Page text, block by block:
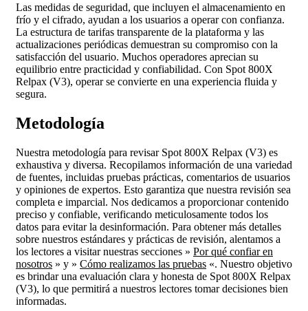
Las medidas de seguridad, que incluyen el almacenamiento en
frío y el cifrado, ayudan a los usuarios a operar con confianza.
La estructura de tarifas transparente de la plataforma y las
actualizaciones periódicas demuestran su compromiso con la
satisfacción del usuario. Muchos operadores aprecian su
equilibrio entre practicidad y confiabilidad. Con Spot 800X
Relpax (V3), operar se convierte en una experiencia fluida y
segura.
Metodología
Nuestra metodología para revisar Spot 800X Relpax (V3) es
exhaustiva y diversa. Recopilamos información de una variedad
de fuentes, incluidas pruebas prácticas, comentarios de usuarios
y opiniones de expertos. Esto garantiza que nuestra revisión sea
completa e imparcial. Nos dedicamos a proporcionar contenido
preciso y confiable, verificando meticulosamente todos los
datos para evitar la desinformación. Para obtener más detalles
sobre nuestros estándares y prácticas de revisión, alentamos a
los lectores a visitar nuestras secciones » Por qué confiar en
nosotros » y » Cómo realizamos las pruebas «. Nuestro objetivo
es brindar una evaluación clara y honesta de Spot 800X Relpax
(V3), lo que permitirá a nuestros lectores tomar decisiones bien
informadas.